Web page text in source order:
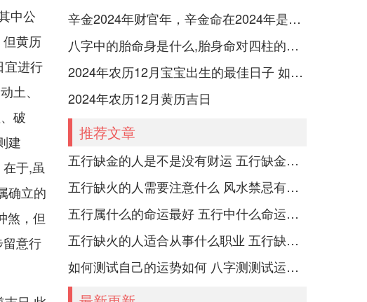
中公
黄历
宜进行
土、
破
建
于,虽
确立的
煞，但
意行
辛金2024年财官年，辛金命在2024年是财官年还是财印年
八字中的胎命身是什么,胎身命对四柱的影响
2024年农历12月宝宝出生的最佳日子 如何挑选适合的吉日
2024年农历12月黄历吉日
推荐文章
五行缺金的人是不是没有财运 五行缺金的人命运好不好
五行缺火的人需要注意什么 风水禁忌有哪些
五行属什么的命运最好 五行中什么命运势旺盛
五行缺火的人适合从事什么职业 五行缺火的人适合从事的职业有哪些
如何测试自己的运势如何 八字测测试运运程